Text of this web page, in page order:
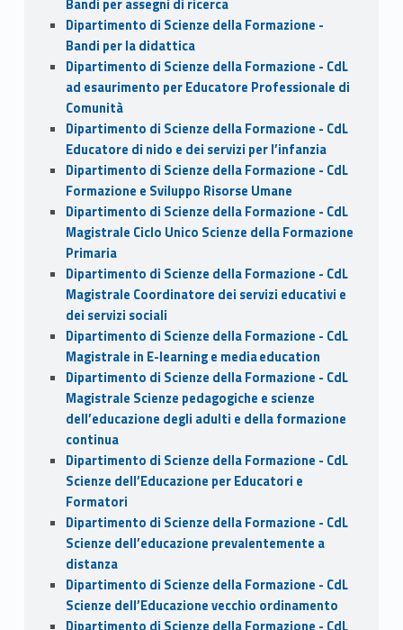
Bandi per assegni di ricerca
Dipartimento di Scienze della Formazione -
Bandi per la didattica
Dipartimento di Scienze della Formazione - CdL
ad esaurimento per Educatore Professionale di
Comunità
Dipartimento di Scienze della Formazione - CdL
Educatore di nido e dei servizi per l’infanzia
Dipartimento di Scienze della Formazione - CdL
Formazione e Sviluppo Risorse Umane
Dipartimento di Scienze della Formazione - CdL
Magistrale Ciclo Unico Scienze della Formazione
Primaria
Dipartimento di Scienze della Formazione - CdL
Magistrale Coordinatore dei servizi educativi e
dei servizi sociali
Dipartimento di Scienze della Formazione - CdL
Magistrale in E-learning e media education
Dipartimento di Scienze della Formazione - CdL
Magistrale Scienze pedagogiche e scienze
dell’educazione degli adulti e della formazione
continua
Dipartimento di Scienze della Formazione - CdL
Scienze dell’Educazione per Educatori e
Formatori
Dipartimento di Scienze della Formazione - CdL
Scienze dell’educazione prevalentemente a
distanza
Dipartimento di Scienze della Formazione - CdL
Scienze dell’Educazione vecchio ordinamento